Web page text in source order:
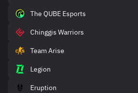
The QUBE Esports
Chinggis Warriors
Team Arise
Legion
Eruption